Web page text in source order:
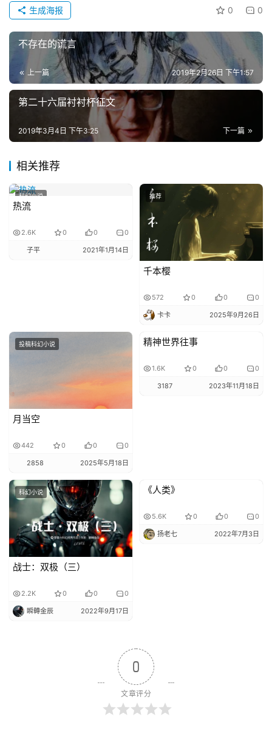
0 0
生成海报
不存在的谎言
上一篇 2019年2月26日 下午1:57
第二十六届衬衬杯征文
下一篇
2019年3月4日 下午3:25
相关推荐
科幻小说
热流
2.6K 0 0 0
子平 2021年1月14日
推荐
千本樱
572 0 0 0
卡卡 2025年9月26日
投稿科幻小说
月当空
442 0 0 0
2858 2025年5月18日
投稿科幻小说
精神世界往事
1.6K 0 0 0
3187 2023年11月18日
科幻小说
战士：双极（三）
2.2K 0 0 0
瞬轉金辰 2022年9月17日
投稿科幻小说
《人类》
5.6K 0 0 0
扬老七 2022年7月3日
0
文章评分